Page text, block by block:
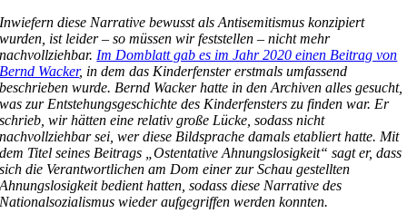
Inwiefern diese Narrative bewusst als Antisemitismus konzipiert
wurden, ist leider – so müssen wir feststellen – nicht mehr
nachvollziehbar. Im Domblatt gab es im Jahr 2020 einen Beitrag von
Bernd Wacker, in dem das Kinderfenster erstmals umfassend
beschrieben wurde. Bernd Wacker hatte in den Archiven alles gesucht,
was zur Entstehungsgeschichte des Kinderfensters zu finden war. Er
schrieb, wir hätten eine relativ große Lücke, sodass nicht
nachvollziehbar sei, wer diese Bildsprache damals etabliert hatte. Mit
dem Titel seines Beitrags „Ostentative Ahnungslosigkeit“ sagt er, dass
sich die Verantwortlichen am Dom einer zur Schau gestellten
Ahnungslosigkeit bedient hatten, sodass diese Narrative des
Nationalsozialismus wieder aufgegriffen werden konnten.